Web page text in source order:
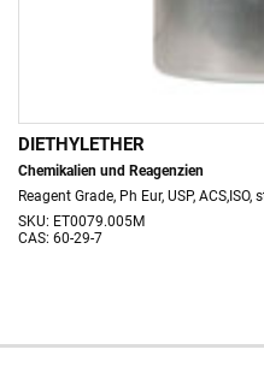
DIETHYLETHER
Chemikalien und Reagenzien
SKU: ET0079.005M
CAS: 60-29-7